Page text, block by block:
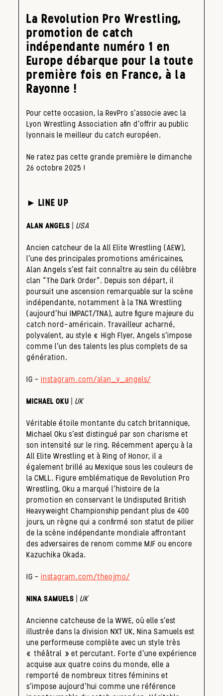
La Revolution Pro Wrestling,
promotion de catch
indépendante numéro 1 en
Europe débarque pour la toute
première fois en France, à la
Rayonne !
Pour cette occasion, la RevPro s’associe avec la
Lyon Wrestling Association afin d’offrir au public
lyonnais le meilleur du catch européen.
Ne ratez pas cette grande première le dimanche
26 octobre 2025 !
► LINE UP
ALAN ANGELS USA
Ancien catcheur de la All Elite Wrestling (AEW),
l’une des principales promotions américaines,
Alan Angels s’est fait connaître au sein du célèbre
clan “The Dark Order”. Depuis son départ, il
poursuit une ascension remarquable sur la scène
indépendante, notamment à la TNA Wrestling
(aujourd’hui IMPACT/TNA), autre figure majeure du
catch nord-américain. Travailleur acharné,
polyvalent, au style « High Flyer, Angels s’impose
comme l’un des talents les plus complets de sa
génération.
IG – instagram.com/alan_v_angels/
MICHAEL OKU UK
Véritable étoile montante du catch britannique,
Michael Oku s’est distingué par son charisme et
son intensité sur le ring. Récemment aperçu à la
All Elite Wrestling et à Ring of Honor, il a
également brillé au Mexique sous les couleurs de
la CMLL. Figure emblématique de Revolution Pro
Wrestling, Oku a marqué l’histoire de la
promotion en conservant le Undisputed British
Heavyweight Championship pendant plus de 400
jours, un règne qui a confirmé son statut de pilier
de la scène indépendante mondiale affrontant
des adversaires de renom comme MJF ou encore
Kazuchika Okada.
IG – instagram.com/theojmo/
NINA SAMUELS UK
Ancienne catcheuse de la WWE, où elle s’est
illustrée dans la division NXT UK, Nina Samuels est
une performeuse complète avec un style très
« théâtral » et percutant. Forte d’une expérience
acquise aux quatre coins du monde, elle a
remporté de nombreux titres féminins et
s’impose aujourd’hui comme une référence